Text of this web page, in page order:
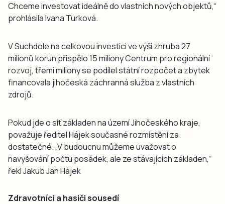
Chceme investovat ideálně do vlastních nových objektů,“
prohlásila Ivana Turková.
V Suchdole na celkovou investici ve výši zhruba 27
milionů korun přispělo 15 miliony Centrum pro regionální
rozvoj, třemi miliony se podílel státní rozpočet a zbytek
financovala jihočeská záchranná služba z vlastních
zdrojů.
Pokud jde o síť základen na území Jihočeského kraje,
považuje ředitel Hájek současné rozmístění za
dostatečné. „V budoucnu můžeme uvažovat o
navyšování počtu posádek, ale ze stávajících základen,“
řekl Jakub Jan Hájek
Zdravotníci a hasiči sousedí